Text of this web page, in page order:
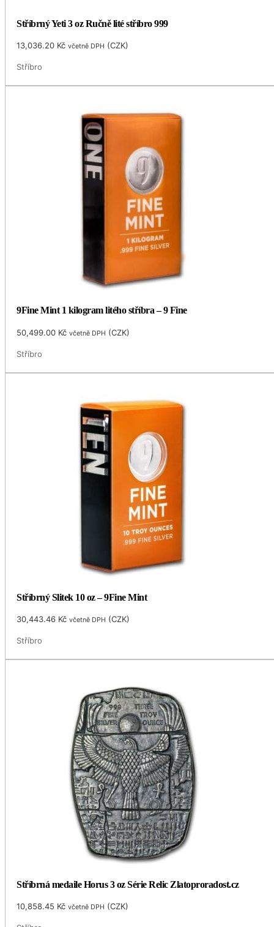
Stříbrný Yeti 3 oz Ručně lité stříbro 999
13,036.20 Kč včetně DPH (CZK)
Stříbro
9Fine Mint 1 kilogram litého stříbra – 9 Fine
50,499.00 Kč včetně DPH (CZK)
Stříbro
Stříbrný Slitek 10 oz – 9Fine Mint
30,443.46 Kč včetně DPH (CZK)
Stříbro
Stříbrná medaile Horus 3 oz Série Relic Zlatoproradost.cz
10,858.45 Kč včetně DPH (CZK)